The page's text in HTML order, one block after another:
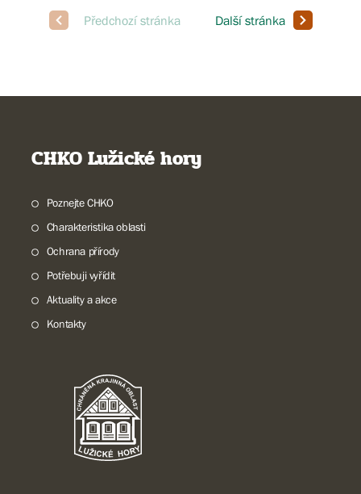
CHKO Lužické hory
Poznejte CHKO
Charakteristika oblasti
Ochrana přírody
Potřebuji vyřídit
Aktuality a akce
Kontakty